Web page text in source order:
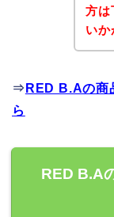
方は
いか
⇒ RED B.Aの商
ら
RED B.A